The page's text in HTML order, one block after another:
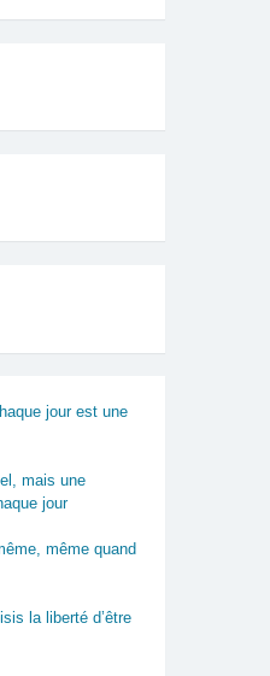
jour est une
mais une
jour
même quand
la liberté d’être